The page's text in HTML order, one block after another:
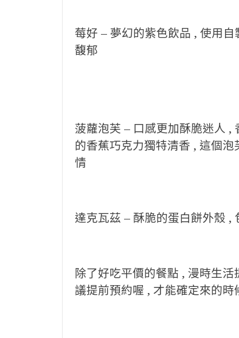
莓好 – 夢幻的紫色飲品 , 使用
馥郁
菠蘿泡芙 – 口感更加酥脆迷人 ,
的香蕉巧克力獨特清香 , 這個
情
達克瓦茲 – 酥脆的蛋白餅外殼 ,
除了好吃平價的餐點 , 漫時生
議提前預約喔 , 才能確定來的時